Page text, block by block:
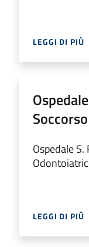
LEGGI DI PIÙ
Ospedale
LEGGI DI PIÙ